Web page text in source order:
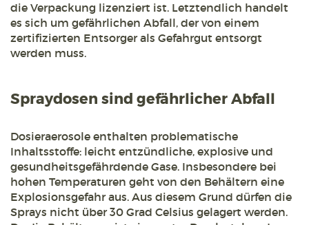
die Verpackung lizenziert ist. Letztendlich handelt
es sich um gefährlichen Abfall, der von einem
zertifizierten Entsorger als Gefahrgut entsorgt
werden muss.
Spraydosen sind gefährlicher Abfall
Dosieraerosole enthalten problematische
Inhaltsstoffe: leicht entzündliche, explosive und
gesundheitsgefährdende Gase. Insbesondere bei
hohen Temperaturen geht von den Behältern eine
Explosionsgefahr aus. Aus diesem Grund dürfen die
Sprays nicht über 30 Grad Celsius gelagert werden.